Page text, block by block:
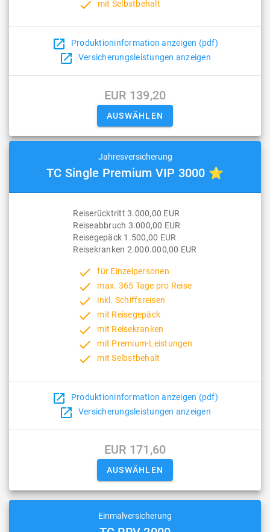
done mit Selbstbehalt
open_in_new Produktioninformation anzeigen (pdf)
open_in_new Versicherungsleistungen anzeigen
EUR 139,20
Jahresversicherung
TC Single Premium VIP 3000 ⭐
Reiserücktritt 3.000,00 EUR
Reiseabbruch 3.000,00 EUR
Reisegepäck 1.500,00 EUR
Reisekranken 2.000.000,00 EUR
done für Einzelpersonen
done max. 365 Tage pro Reise
done inkl. Schiffsreisen
done mit Reisegepäck
done mit Reisekranken
done mit Premium-Leistungen
done mit Selbstbehalt
open_in_new Produktioninformation anzeigen (pdf)
open_in_new Versicherungsleistungen anzeigen
EUR 171,60
Einmalversicherung